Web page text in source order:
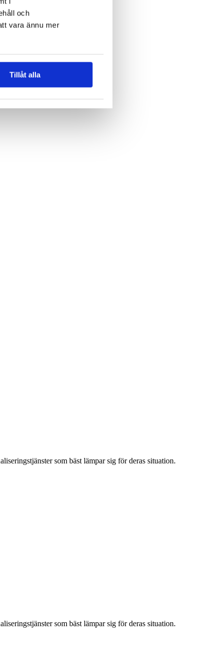
och
vara ännu mer
Tillåt alla
som bäst lämpar sig för deras situation.
som bäst lämpar sig för deras situation.